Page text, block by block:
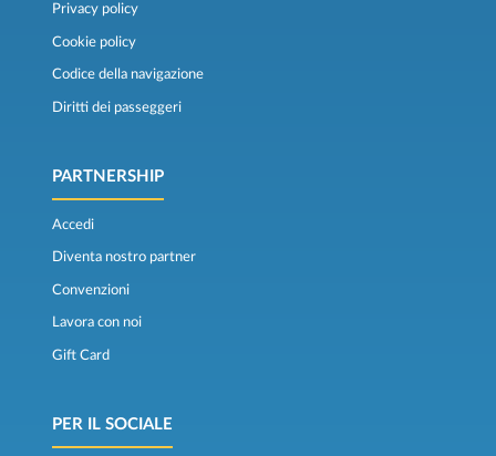
Privacy policy
Cookie policy
Codice della navigazione
Diritti dei passeggeri
PARTNERSHIP
Accedi
Diventa nostro partner
Convenzioni
Lavora con noi
Gift Card
PER IL SOCIALE